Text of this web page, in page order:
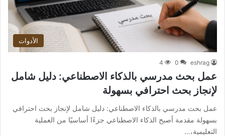
الأدوات
eshrag
0
4
عمل بحث مدرسي بالذكاء الاصطناعي: دليل شامل
لإنجاز بحث احترافي بسهولة
عمل بحث مدرسي بالذكاء الاصطناعي: دليل شامل لإنجاز بحث احترافي
بسهولة مقدمة أصبح الذكاء الاصطناعي جزءًا أساسيًا من العملية
التعليمية،…